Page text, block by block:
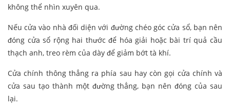
không thể nhìn xuyên qua.
Nếu cửa vào nhà đối diện với đường chéo góc cửa sổ, bạn nên
đóng cửa sổ rộng hai thước để hóa giải hoặc bài trí quả cầu
thạch anh, treo rèm của dày để giảm bớt tà khí.
Cửa chính thông thẳng ra phía sau hay còn gọi cửa chính và
cửa sau tạo thành một đường thẳng, bạn nên đóng của sau
lại.